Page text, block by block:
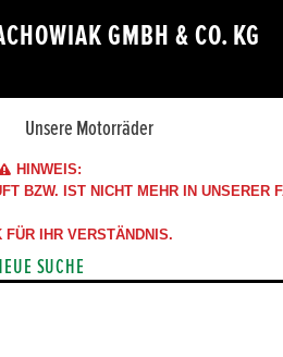
GMBH & CO. KG
Unsere Motorräder
HINWEIS:
BZW. IST NICHT MEHR IN UNSERER
FÜR IHR VERSTÄNDNIS.
SUCHE